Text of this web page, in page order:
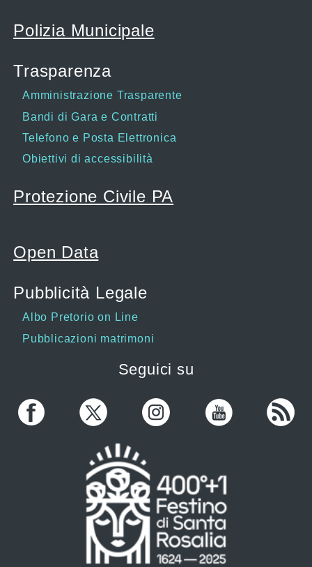
Polizia Municipale
Trasparenza
Amministrazione Trasparente
Bandi di Gara e Contratti
Telefono e Posta Elettronica
Obiettivi di accessibilità
Protezione Civile PA
Open Data
Pubblicità Legale
Albo Pretorio on Line
Pubblicazioni matrimoni
Seguici su